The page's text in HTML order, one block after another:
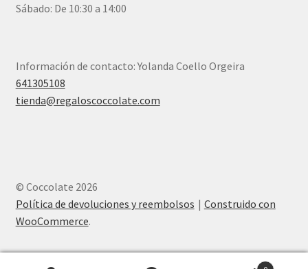
Sábado: De 10:30 a 14:00
Información de contacto: Yolanda Coello Orgeira
641305108
tienda@regaloscoccolate.com
© Coccolate 2026
Política de devoluciones y reembolsos
Construido con
WooCommerce.